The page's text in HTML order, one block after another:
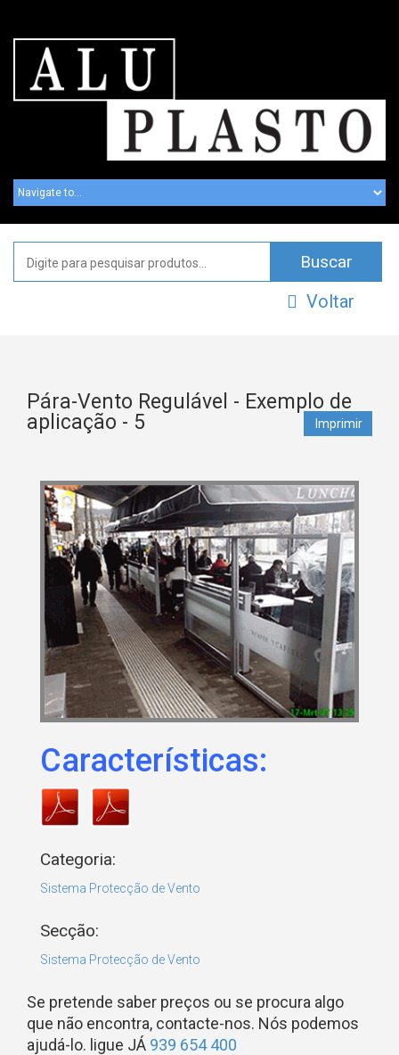
Voltar
Pára-Vento Regulável - Exemplo de
aplicação - 5
Imprimir
Características:
Categoria:
Sistema Protecção de Vento
Secção:
Sistema Protecção de Vento
Se pretende saber preços ou se procura algo
que não encontra, contacte-nos. Nós podemos
ajudá-lo. ligue JÁ 939 654 400